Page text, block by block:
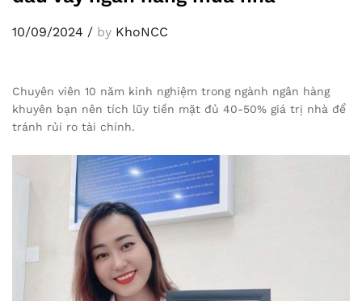
10/09/2024 / by KhoNCC
Chuyên viên 10 năm kinh nghiệm trong ngành ngân hàng
khuyên bạn nên tích lũy tiền mặt đủ 40-50% giá trị nhà để
tránh rủi ro tài chính.